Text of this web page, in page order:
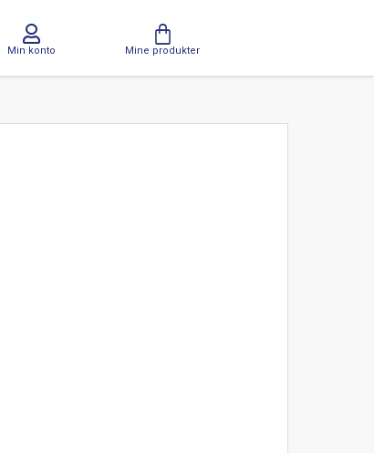
Min konto Mine produkter